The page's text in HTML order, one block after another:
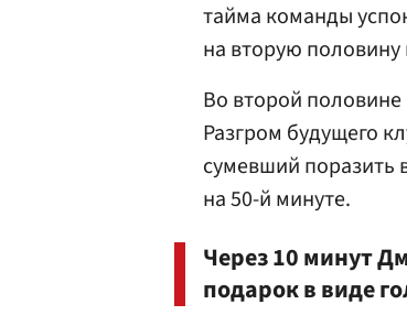
тайма команды
на вторую половину
Во второй
Разгром будущего
сумевший поразить
на 50-й минуте.
Через 10 минут
подарок в виде